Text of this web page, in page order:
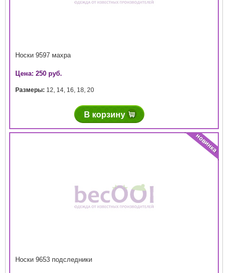
Носки 9597 махра
Цена: 250 руб.
Размеры: 12, 14, 16, 18, 20
В корзину
Носки 9653 подследники